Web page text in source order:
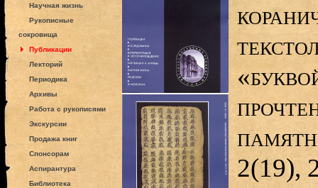
Научная жизнь
Рукописные
сокровища
Публикации
Лекторий
Периодика
Архивы
Работа с рукописями
Экскурсии
Продажа книг
Спонсорам
Аспирантура
Библиотека
2(19),